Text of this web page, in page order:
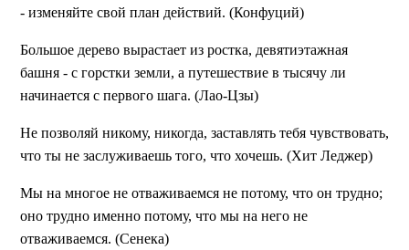
- изменяйте свой план действий. (Конфуций)
Большое дерево вырастает из ростка, девятиэтажная
башня - с горстки земли, а путешествие в тысячу ли
начинается с первого шага. (Лао-Цзы)
Не позволяй никому, никогда, заставлять тебя чувствовать,
что ты не заслуживаешь того, что хочешь. (Хит Леджер)
Мы на многое не отваживаемся не потому, что он трудно;
оно трудно именно потому, что мы на него не
отваживаемся. (Сенека)